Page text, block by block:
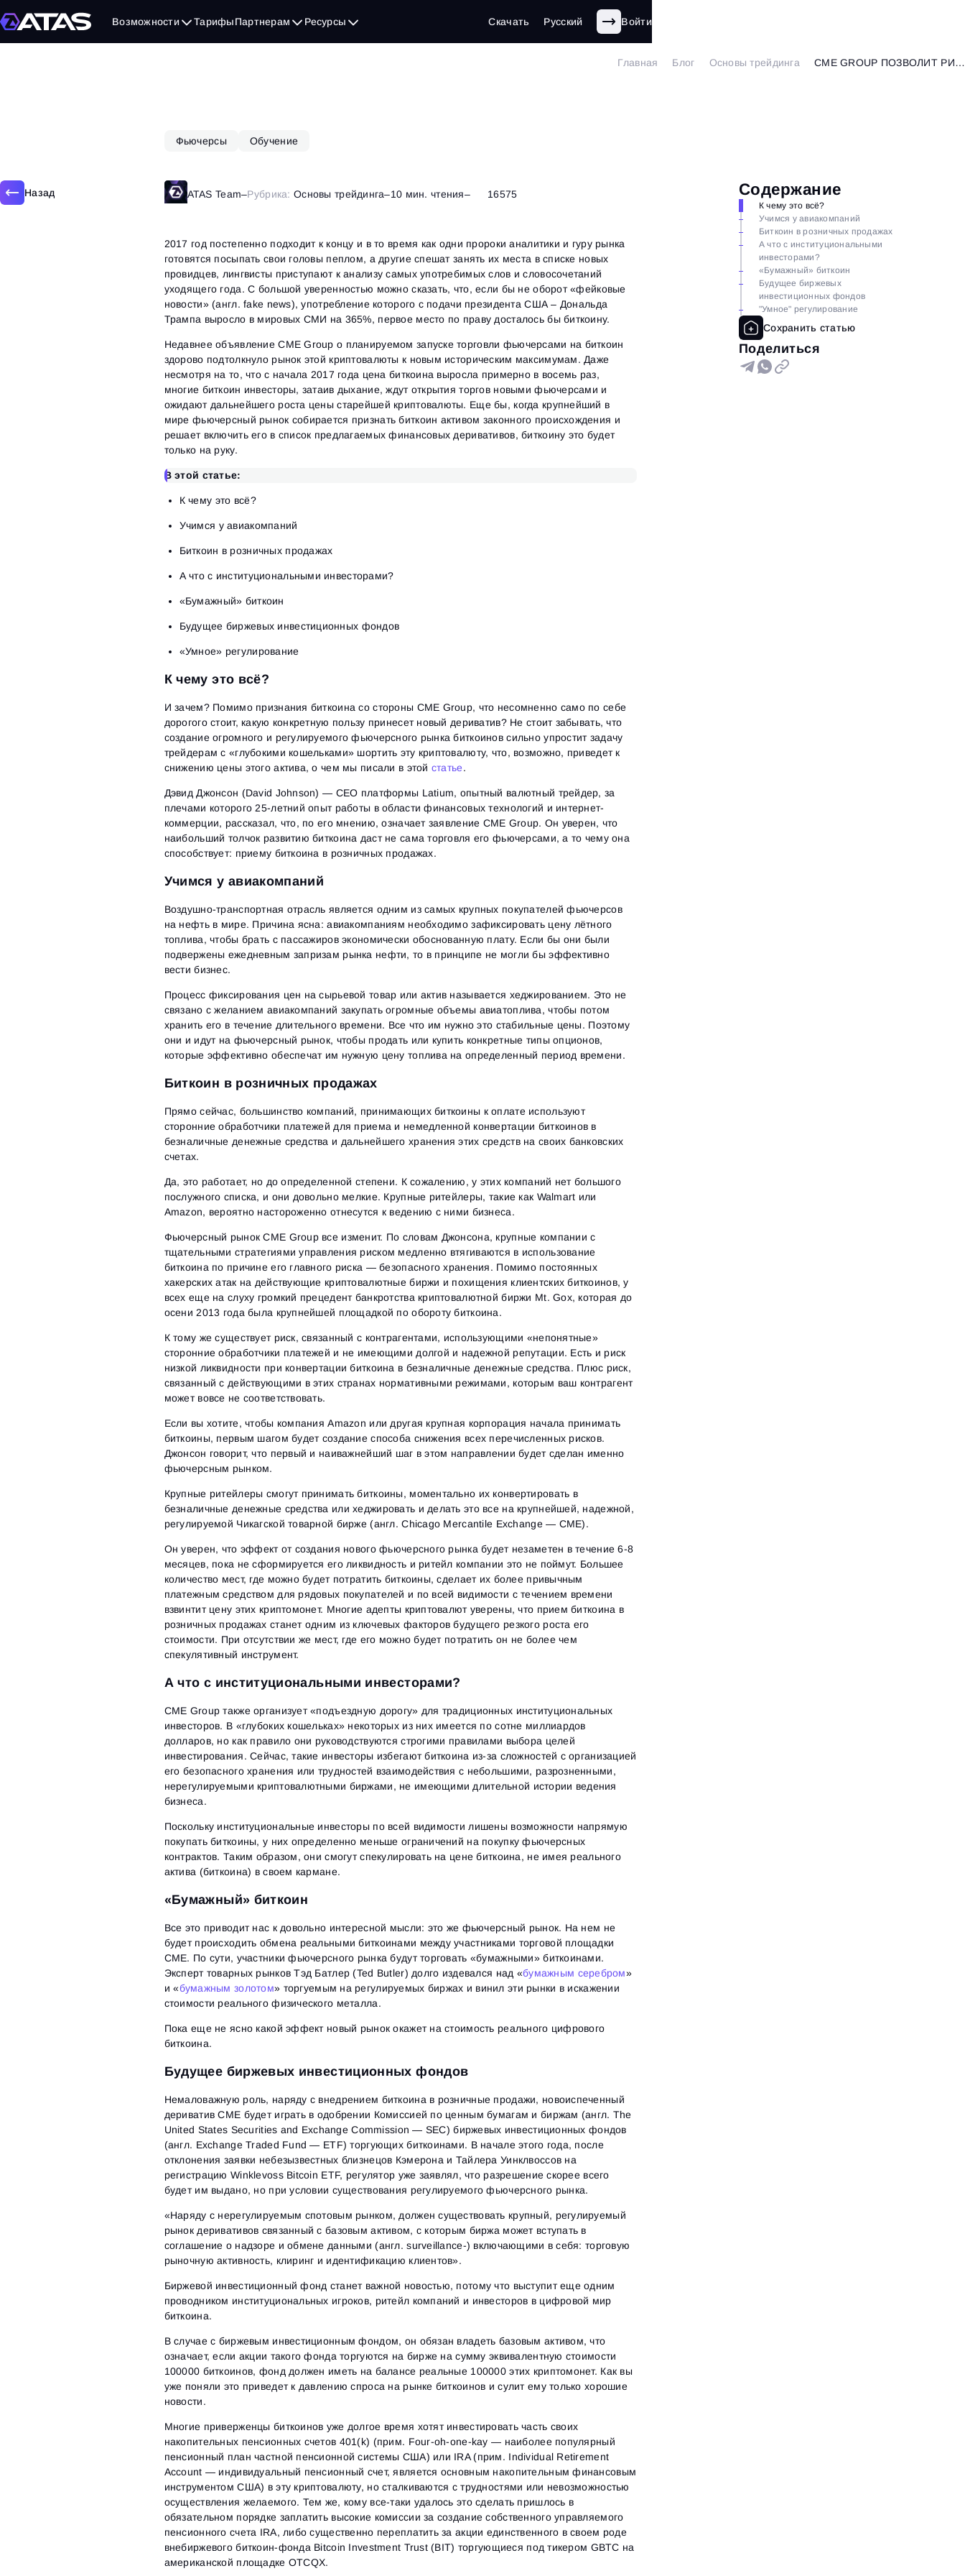
Возможности ТарифыПартнерам Ресурсы Скачать Русский Войти
Главная Блог Основы трейдинга CME GROUP ПОЗВОЛИТ РИТЕЙЛ ГИГАНТАМ ПРИНИМАТЬ БИТКОИНЫ?
Назад
Фьючерсы Обучение
ATAS Team–Рубрика: Основы трейдинга–10 мин. чтения– 16575 Содержание
К чему это всё?
Учимся у авиакомпаний
Биткоин в розничных продажах
А что с институциональными
инвесторами?
«Бумажный» биткоин
Будущее биржевых
инвестиционных фондов
"Умное" регулирование
Поделиться
2017 год постепенно подходит к концу и в то время как одни пророки аналитики и гуру рынка
готовятся посыпать свои головы пеплом, а другие спешат занять их места в списке новых
провидцев, лингвисты приступают к анализу самых употребимых слов и словосочетаний
уходящего года. С большой уверенностью можно сказать, что, если бы не оборот «фейковые
новости» (англ. fake news), употребление которого с подачи президента США – Дональда
Трампа выросло в мировых СМИ на 365%, первое место по праву досталось бы биткоину.
Недавнее объявление CME Group о планируемом запуске торговли фьючерсами на биткоин
здорово подтолкнуло рынок этой криптовалюты к новым историческим максимумам. Даже
несмотря на то, что с начала 2017 года цена биткоина выросла примерно в восемь раз,
многие биткоин инвесторы, затаив дыхание, ждут открытия торгов новыми фьючерсами и
ожидают дальнейшего роста цены старейшей криптовалюты. Еще бы, когда крупнейший в
мире фьючерсный рынок собирается признать биткоин активом законного происхождения и
решает включить его в список предлагаемых финансовых деривативов, биткоину это будет
только на руку.
В этой статье:
К чему это всё?
Учимся у авиакомпаний
Биткоин в розничных продажах
А что с институциональными инвесторами?
«Бумажный» биткоин
Будущее биржевых инвестиционных фондов
«Умное» регулирование
К чему это всё?
И зачем? Помимо признания биткоина со стороны CME Group, что несомненно само по себе
дорогого стоит, какую конкретную пользу принесет новый дериватив? Не стоит забывать, что
создание огромного и регулируемого фьючерсного рынка биткоинов сильно упростит задачу
трейдерам с «глубокими кошельками» шортить эту криптовалюту, что, возможно, приведет к
снижению цены этого актива, о чем мы писали в этой статье.
Дэвид Джонсон (David Johnson) — СЕО платформы Latium, опытный валютный трейдер, за
плечами которого 25-летний опыт работы в области финансовых технологий и интернет-
коммерции, рассказал, что, по его мнению, означает заявление CME Group. Он уверен, что
наибольший толчок развитию биткоина даст не сама торговля его фьючерсами, а то чему она
способствует: приему биткоина в розничных продажах.
Учимся у авиакомпаний
Воздушно-транспортная отрасль является одним из самых крупных покупателей фьючерсов
на нефть в мире. Причина ясна: авиакомпаниям необходимо зафиксировать цену лётного
топлива, чтобы брать с пассажиров экономически обоснованную плату. Если бы они были
подвержены ежедневным запризам рынка нефти, то в принципе не могли бы эффективно
вести бизнес.
Процесс фиксирования цен на сырьевой товар или актив называется хеджированием. Это не
связано с желанием авиакомпаний закупать огромные объемы авиатоплива, чтобы потом
хранить его в течение длительного времени. Все что им нужно это стабильные цены. Поэтому
они и идут на фьючерсный рынок, чтобы продать или купить конкретные типы опционов,
которые эффективно обеспечат им нужную цену топлива на определенный период времени.
Биткоин в розничных продажах
Прямо сейчас, большинство компаний, принимающих биткоины к оплате используют
сторонние обработчики платежей для приема и немедленной конвертации биткоинов в
безналичные денежные средства и дальнейшего хранения этих средств на своих банковских
счетах.
Да, это работает, но до определенной степени. К сожалению, у этих компаний нет большого
послужного списка, и они довольно мелкие. Крупные ритейлеры, такие как Walmart или
Amazon, вероятно настороженно отнесутся к ведению с ними бизнеса.
Фьючерсный рынок CME Group все изменит. По словам Джонсона, крупные компании с
тщательными стратегиями управления риском медленно втягиваются в использование
биткоина по причине его главного риска — безопасного хранения. Помимо постоянных
хакерских атак на действующие криптовалютные биржи и похищения клиентских биткоинов, у
всех еще на слуху громкий прецедент банкротства криптовалютной биржи Mt. Gox, которая до
осени 2013 года была крупнейшей площадкой по обороту биткоина.
К тому же существует риск, связанный с контрагентами, использующими «непонятные»
сторонние обработчики платежей и не имеющими долгой и надежной репутации. Есть и риск
низкой ликвидности при конвертации биткоина в безналичные денежные средства. Плюс риск,
связанный с действующими в этих странах нормативными режимами, которым ваш контрагент
может вовсе не соответствовать.
Если вы хотите, чтобы компания Amazon или другая крупная корпорация начала принимать
биткоины, первым шагом будет создание способа снижения всех перечисленных рисков.
Джонсон говорит, что первый и наиважнейший шаг в этом направлении будет сделан именно
фьючерсным рынком.
Крупные ритейлеры смогут принимать биткоины, моментально их конвертировать в
безналичные денежные средства или хеджировать и делать это все на крупнейшей, надежной,
регулируемой Чикагской товарной бирже (англ. Chicago Mercantile Exchange — CME).
Он уверен, что эффект от создания нового фьючерсного рынка будет незаметен в течение 6-8
месяцев, пока не сформируется его ликвидность и ритейл компании это не поймут. Большее
количество мест, где можно будет потратить биткоины, сделает их более привычным
платежным средством для рядовых покупателей и по всей видимости с течением времени
взвинтит цену этих криптомонет. Многие адепты криптовалют уверены, что прием биткоина в
розничных продажах станет одним из ключевых факторов будущего резкого роста его
стоимости. При отсутствии же мест, где его можно будет потратить он не более чем
спекулятивный инструмент.
А что с институциональными инвесторами?
CME Group также организует «подъездную дорогу» для традиционных институциональных
инвесторов. В «глубоких кошельках» некоторых из них имеется по сотне миллиардов
долларов, но как правило они руководствуются строгими правилами выбора целей
инвестирования. Сейчас, такие инвесторы избегают биткоина из-за сложностей с организацией
его безопасного хранения или трудностей взаимодействия с небольшими, разрозненными,
нерегулируемыми криптовалютными биржами, не имеющими длительной истории ведения
бизнеса.
Поскольку институциональные инвесторы по всей видимости лишены возможности напрямую
покупать биткоины, у них определенно меньше ограничений на покупку фьючерсных
контрактов. Таким образом, они смогут спекулировать на цене биткоина, не имея реального
актива (биткоина) в своем кармане.
«Бумажный» биткоин
Все это приводит нас к довольно интересной мысли: это же фьючерсный рынок. На нем не
будет происходить обмена реальными биткоинами между участниками торговой площадки
CME. По сути, участники фьючерсного рынка будут торговать «бумажными» биткоинами.
Эксперт товарных рынков Тэд Батлер (Ted Butler) долго издевался над «бумажным серебром»
и «бумажным золотом» торгуемым на регулируемых биржах и винил эти рынки в искажении
стоимости реального физического металла.
Пока еще не ясно какой эффект новый рынок окажет на стоимость реального цифрового
биткоина.
Будущее биржевых инвестиционных фондов
Немаловажную роль, наряду с внедрением биткоина в розничные продажи, новоиспеченный
дериватив CME будет играть в одобрении Комиссией по ценным бумагам и биржам (англ. The
United States Securities and Exchange Commission — SEC) биржевых инвестиционных фондов
(англ. Exchange Traded Fund — ETF) торгующих биткоинами. В начале этого года, после
отклонения заявки небезызвестных близнецов Кэмерона и Тайлера Уинклвоссов на
регистрацию Winklevoss Bitcoin ETF, регулятор уже заявлял, что разрешение скорее всего
будет им выдано, но при условии существования регулируемого фьючерсного рынка.
«Наряду с нерегулируемым спотовым рынком, должен существовать крупный, регулируемый
рынок деривативов связанный с базовым активом, с которым биржа может вступать в
соглашение о надзоре и обмене данными (англ. surveillance-) включающими в себя: торговую
рыночную активность, клиринг и идентификацию клиентов».
Биржевой инвестиционный фонд станет важной новостью, потому что выступит еще одним
проводником институциональных игроков, ритейл компаний и инвесторов в цифровой мир
биткоина.
В случае с биржевым инвестиционным фондом, он обязан владеть базовым активом, что
означает, если акции такого фонда торгуются на бирже на сумму эквивалентную стоимости
100000 биткоинов, фонд должен иметь на балансе реальные 100000 этих криптомонет. Как вы
уже поняли это приведет к давлению спроса на рынке биткоинов и сулит ему только хорошие
новости.
Многие приверженцы биткоинов уже долгое время хотят инвестировать часть своих
накопительных пенсионных счетов 401(k) (прим. Four-oh-one-kay — наиболее популярный
пенсионный план частной пенсионной системы США) или IRA (прим. Individual Retirement
Account — индивидуальный пенсионный счет, является основным накопительным финансовым
инструментом США) в эту криптовалюту, но сталкиваются с трудностями или невозможностью
осуществления желаемого. Тем же, кому все-таки удалось это сделать пришлось в
обязательном порядке заплатить высокие комиссии за создание собственного управляемого
пенсионного счета IRA, либо существенно переплатить за акции единственного в своем роде
внебиржевого биткоин-фонда Bitcoin Investment Trust (BIT) торгующиеся под тикером GBTC на
американской площадке OTCQX.
Close
Вход
Email
Пароль
Забыли пароль?
Нет учётной записи?
Восстановить пароль
Введи адрес электронной почты, и мы отправим ссылку
для создания нового пароля.
Email
Регистрация
Email
Я хочу получать специальные предложения от ATAS
Я принимаю:Terms of use,License agreement.
Уже есть учётная запись?